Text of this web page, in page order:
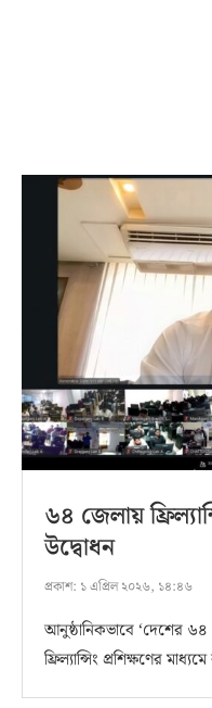
৬৪ জেলায়
উদ্বোধন
প্রকাশ: ১ এপ্রিল ২০২৬, ১৪:৪৬
আনুষ্ঠানিকভাবে ‘দেশের ৬৪
ফ্রিল্যান্সিং প্রশিক্ষণের